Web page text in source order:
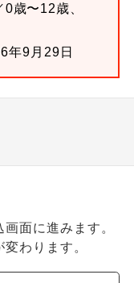
歳〜12歳、
年9月29日
面に進みます。
わります。